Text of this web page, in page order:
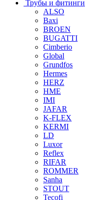
Трубы и фитинги
ALSO
Baxi
BROEN
BUGATTI
Cimberio
Global
Grundfos
Hermes
HERZ
HME
IMI
JAFAR
K-FLEX
KERMI
LD
Luxor
Reflex
RIFAR
ROMMER
Sanha
STOUT
Tecofi